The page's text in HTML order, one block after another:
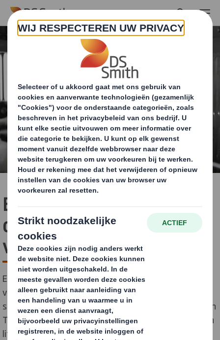
Skip to main content
Eckes-Granini kiest voor
duurzame verpakkingen
van DS Smith
Eckes-Granini is een van de grootste producenten van
vruchtensappen in Europa en heeft een
samenwerkingsverband met DS Smith, onder andere in
Turku, Finland. Hier wordt jaarlijks meer dan 60 miljoen
liter sap afgevuld in recyclebare verpakkingen.